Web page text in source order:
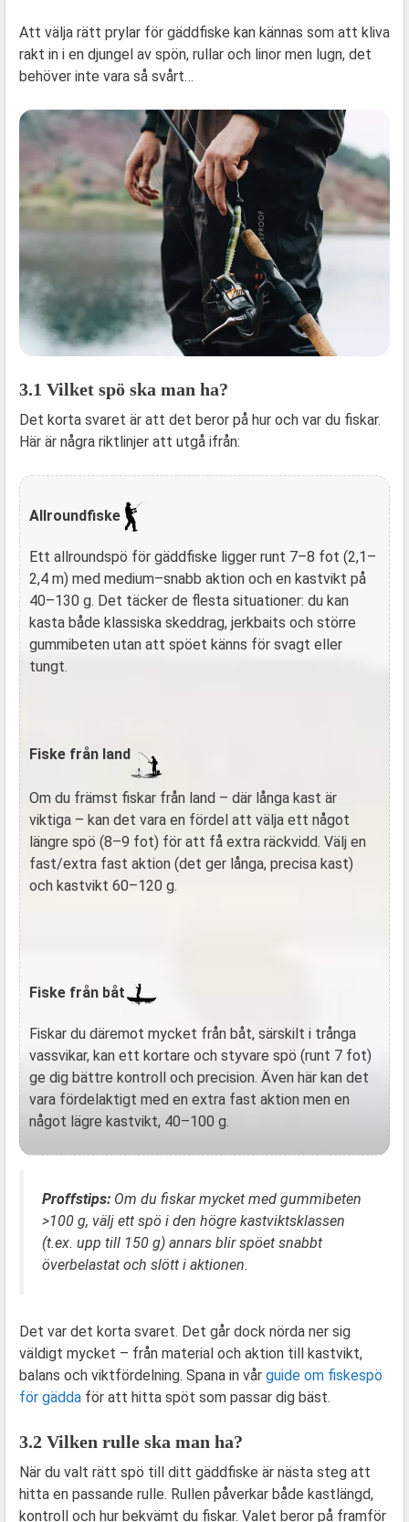
Att välja rätt prylar för gäddfiske kan kännas som att kliva
rakt in i en djungel av spön, rullar och linor men lugn, det
behöver inte vara så svårt…
3.1 Vilket spö ska man ha?
Det korta svaret är att det beror på hur och var du fiskar.
Här är några riktlinjer att utgå ifrån:
Allroundfiske
Ett allroundspö för gäddfiske ligger runt 7–8 fot (2,1–
2,4 m) med medium–snabb aktion och en kastvikt på
40–130 g. Det täcker de flesta situationer: du kan
kasta både klassiska skeddrag, jerkbaits och större
gummibeten utan att spöet känns för svagt eller
tungt.
Fiske från land
Om du främst fiskar från land – där långa kast är
viktiga – kan det vara en fördel att välja ett något
längre spö (8–9 fot) för att få extra räckvidd. Välj en
fast/extra fast aktion (det ger långa, precisa kast)
och kastvikt 60–120 g.
Fiske från båt
Fiskar du däremot mycket från båt, särskilt i trånga
vassvikar, kan ett kortare och styvare spö (runt 7 fot)
ge dig bättre kontroll och precision. Även här kan det
vara fördelaktigt med en extra fast aktion men en
något lägre kastvikt, 40–100 g.
Proffstips: Om du fiskar mycket med gummibeten
>100 g, välj ett spö i den högre kastviktsklassen
(t.ex. upp till 150 g) annars blir spöet snabbt
överbelastat och slött i aktionen.
Det var det korta svaret. Det går dock nörda ner sig
väldigt mycket – från material och aktion till kastvikt,
balans och viktfördelning. Spana in vår guide om fiskespö
för gädda för att hitta spöt som passar dig bäst.
3.2 Vilken rulle ska man ha?
När du valt rätt spö till ditt gäddfiske är nästa steg att
hitta en passande rulle. Rullen påverkar både kastlängd,
kontroll och hur bekvämt du fiskar. Valet beror på framför